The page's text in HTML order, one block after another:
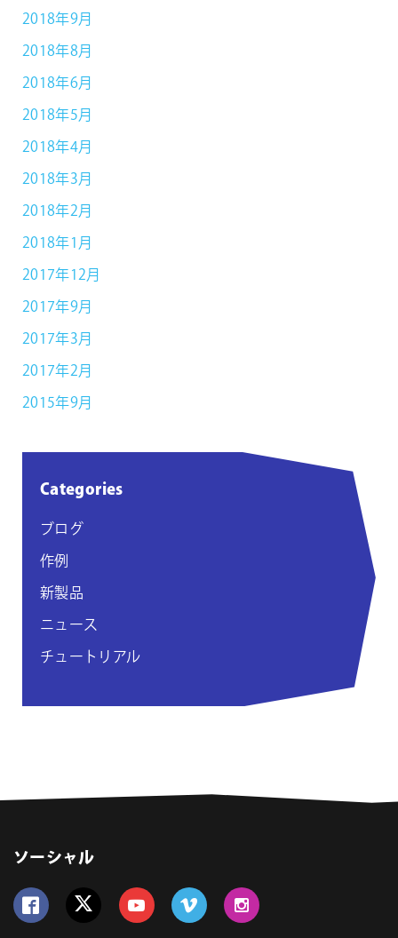
2018年9月
2018年8月
2018年6月
2018年5月
2018年4月
2018年3月
2018年2月
2018年1月
2017年12月
2017年9月
2017年3月
2017年2月
2015年9月
Categories
ブログ
作例
新製品
ニュース
チュートリアル
ソーシャル